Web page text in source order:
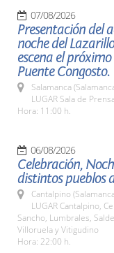
07/08/2026
Presentación del
noche del
escena el
Puente Congosto.
Salamanca
LUGAR Sala de
Hora: 11:00 h.
06/08/2026
Celebración,
distintos pueblos
Cantalpino
LUGAR Cantalpino,
Sancho, Lumbrales,
Villoruela y Vitigudino
Hora: 22:00 h.